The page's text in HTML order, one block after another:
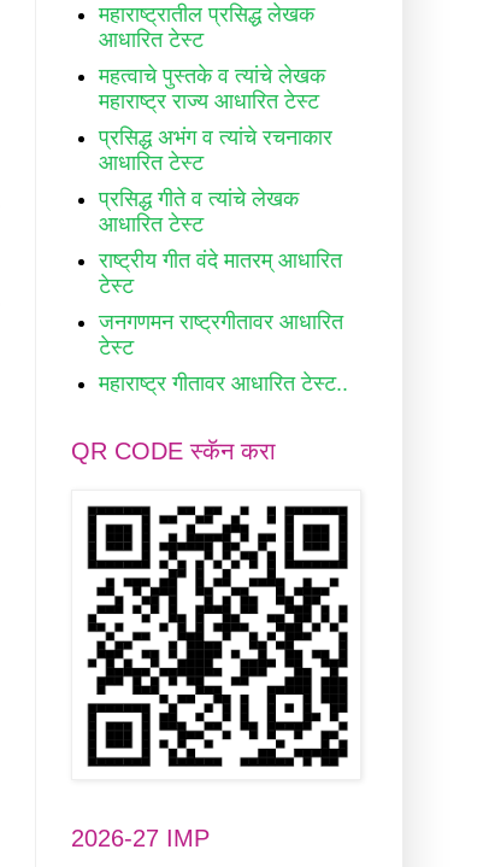
महाराष्ट्रातील प्रसिद्ध लेखक
आधारित टेस्ट
महत्वाचे पुस्तके व त्यांचे लेखक
महाराष्ट्र राज्य आधारित टेस्ट
प्रसिद्ध अभंग व त्यांचे रचनाकार
आधारित टेस्ट
प्रसिद्ध गीते व त्यांचे लेखक
आधारित टेस्ट
राष्ट्रीय गीत वंदे मातरम् आधारित
टेस्ट
जनगणमन राष्ट्रगीतावर आधारित
टेस्ट
महाराष्ट्र गीतावर आधारित टेस्ट..
QR CODE स्कॅन करा
2026-27 IMP